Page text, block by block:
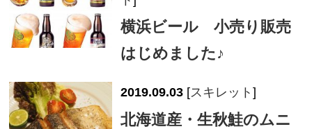
横浜ビール 小売り販売
はじめました♪
2019.09.03 [スキレット]
北海道産・生秋鮭のムニ